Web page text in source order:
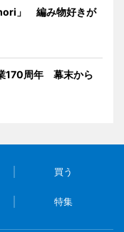
」 編み物好きが
170周年 幕末から
買う
特集